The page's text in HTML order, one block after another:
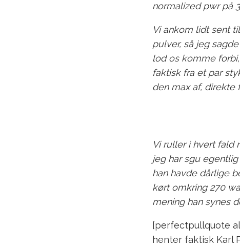
normalized pwr på
Vi ankom lidt sent
pulver, så jeg
lod os komme
faktisk fra et par
den max af, direkte
Vi ruller i hvert
jeg har sgu
han havde dårlige
kørt omkring 270
mening han synes
[perfectpullquote
henter faktisk Karl